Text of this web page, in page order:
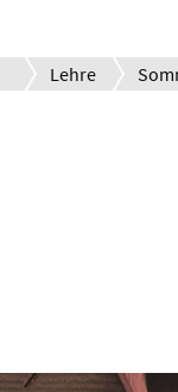
Lehre